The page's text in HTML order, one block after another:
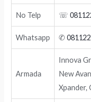
No Telp ☏
Whatsapp ✆
Armada
Innova
New
Xpander,